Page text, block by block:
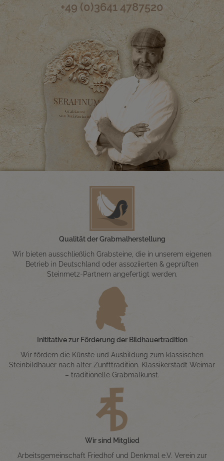
+49 (0)3641 4787520
Qualität der Grabmalherstellung
Wir bieten ausschließlich Grabsteine, die in unserem eigenen
Betrieb in Deutschland oder assoziierten & geprüften
Steinmetz-Partnern angefertigt werden.
Inititative zur Förderung der Bildhauertradition
Wir fördern die Künste und Ausbildung zum klassischen
Steinbildhauer nach alter Zunfttradition. Klassikerstadt Weimar
– traditionelle Grabmalkunst.
Wir sind Mitglied
Arbeitsgemeinschaft Friedhof und Denkmal e.V. Verein zur